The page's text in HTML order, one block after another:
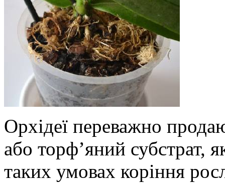
Орхідеї переважно
або торф’яний субстрат,
таких умовах коріння